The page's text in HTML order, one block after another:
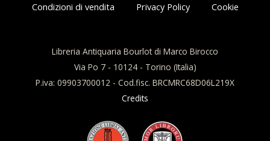
Condizioni di vendita Privacy Policy Cookie
Libreria Antiquaria Bourlot di Marco Birocco
Via Po 7 - 10124 - Torino (Italia)
P.iva: 09903700012 - Cod.fisc. BRCMRC68D06L219X
Credits
migliorare la tua esperienza di